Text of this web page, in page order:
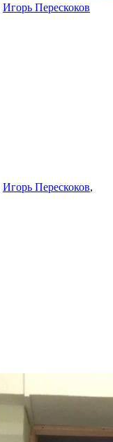
Игорь Перескоков
Игорь Перескоков,